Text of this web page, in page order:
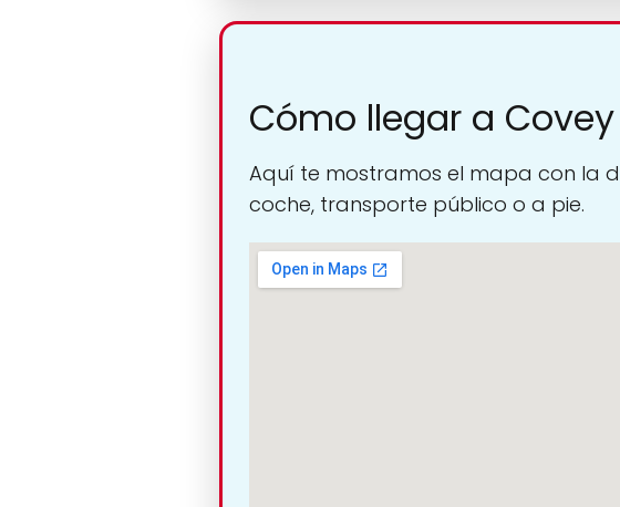
Cómo llegar a
Aquí te mostramos el mapa con la
coche, transporte público o a pie.